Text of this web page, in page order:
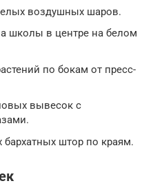
воздушных шаров.
школы в центре на белом
по бокам от пресс-
вывесок с
штор по краям.